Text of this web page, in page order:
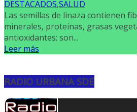
DESTACADOS,SALUD
Las semillas de linaza contienen
minerales, proteínas, grasas
antioxidantes; son...
Leer más
RADIO URBANA SDE